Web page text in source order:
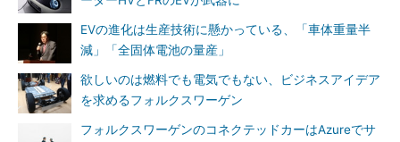
EVの進化は生産技術に懸かっている、「車体重量半
減」「全固体電池の量産」
欲しいのは燃料でも電気でもない、ビジネスアイデア
を求めるフォルクスワーゲン
フォルクスワーゲンのコネクテッドカーはAzureでサ